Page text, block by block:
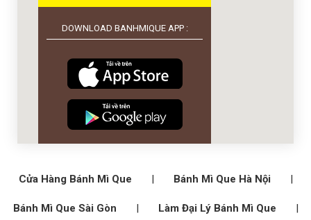
DOWNLOAD BANHMIQUE APP :
Cửa Hàng Bánh Mì Que | Bánh Mì Que Hà Nội |
Bánh Mì Que Sài Gòn | Làm Đại Lý Bánh Mì Que |